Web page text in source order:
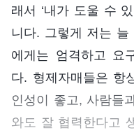
래서 ‘내가 도울 수
니다. 그렇게 저는 늘
에게는 엄격하고 요
다. 형제자매들은 항
인성이 좋고, 사람들
와도 잘 협력한다고